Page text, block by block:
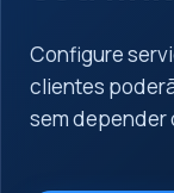
Configure
clientes
sem depender